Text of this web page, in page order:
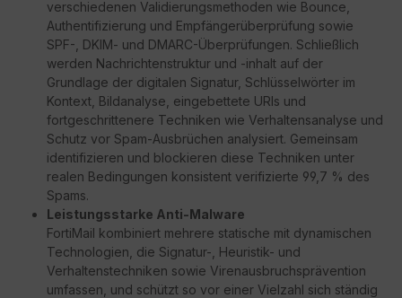
verschiedenen Validierungsmethoden wie Bounce,
Authentifizierung und Empfängerüberprüfung sowie
SPF-, DKIM- und DMARC-Überprüfungen. Schließlich
werden Nachrichtenstruktur und -inhalt auf der
Grundlage der digitalen Signatur, Schlüsselwörter im
Kontext, Bildanalyse, eingebettete URIs und
fortgeschrittenere Techniken wie Verhaltensanalyse und
Schutz vor Spam-Ausbrüchen analysiert. Gemeinsam
identifizieren und blockieren diese Techniken unter
realen Bedingungen konsistent verifizierte 99,7 % des
Spams.
Leistungsstarke Anti-Malware
FortiMail kombiniert mehrere statische mit dynamischen
Technologien, die Signatur-, Heuristik- und
Verhaltenstechniken sowie Virenausbruchsprävention
umfassen, und schützt so vor einer Vielzahl sich ständig